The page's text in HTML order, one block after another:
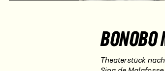
BONOBO
Theaterstück